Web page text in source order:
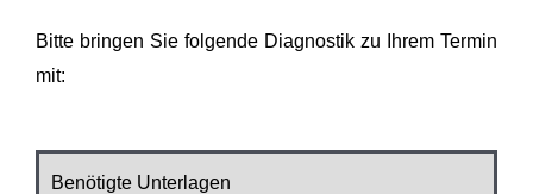
Bitte bringen Sie folgende Diagnostik zu Ihrem Termin
mit:
Benötigte Unterlagen